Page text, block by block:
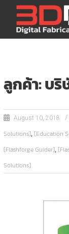
content
3DD
เครื่องพิมพ์
เลเซอร์
ลูกค้า: บ
August 10, 2018
Solutions],[Education
[Flashforge Guider],
Solutions]